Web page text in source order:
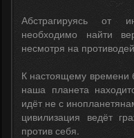
Абстрагируясь от
необходимо найти
несмотря на
К настоящему времени
наша планета
идёт не с
цивилизация ведёт
против себя.